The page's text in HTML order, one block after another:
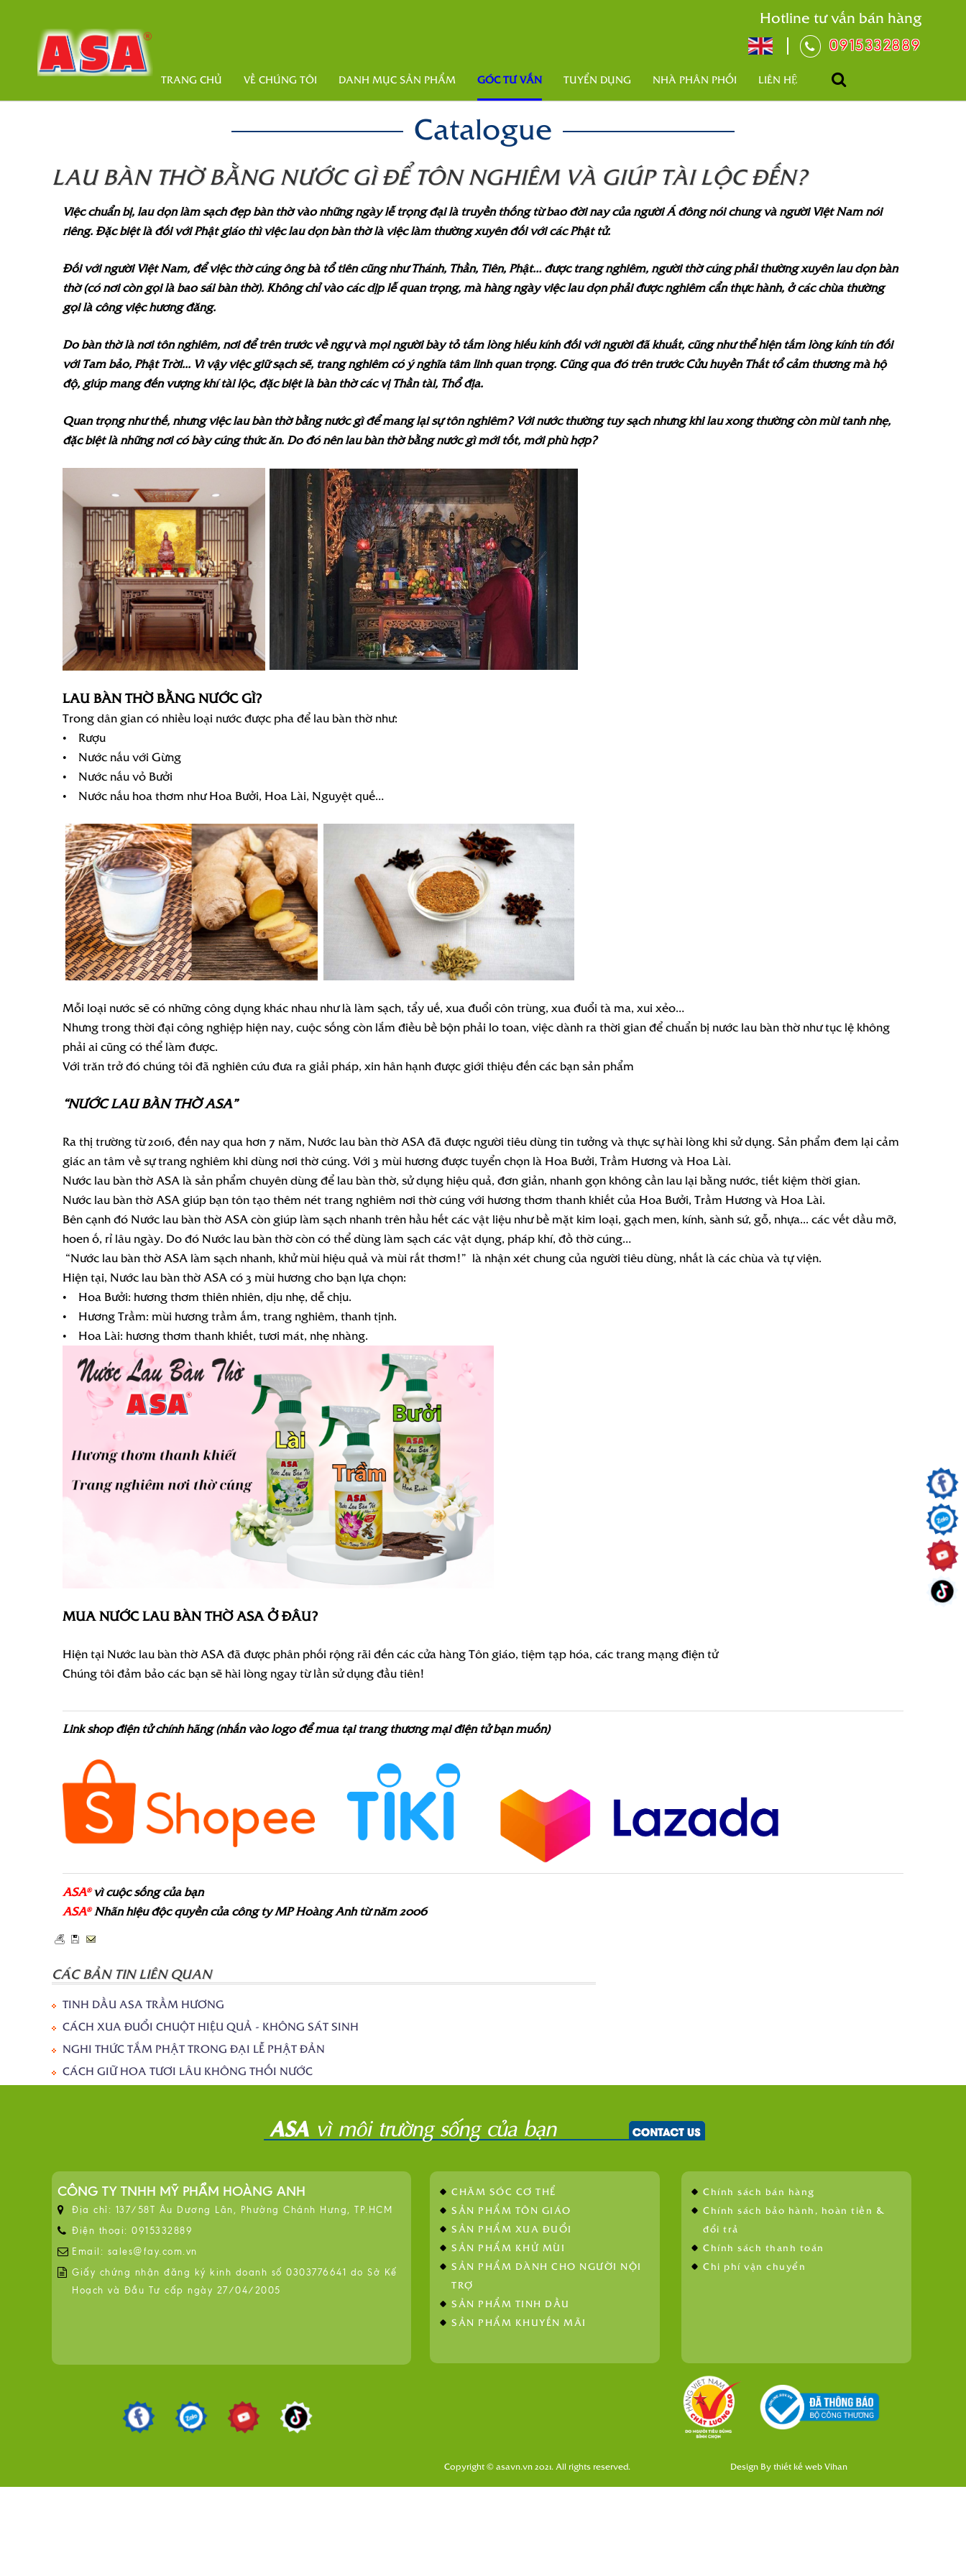
Hotline tư vấn bán hàng
0915332889
TRANG CHỦ VỀ CHÚNG TÔI DANH MỤC SẢN PHẨM GÓC TƯ VẤN TUYỂN DỤNG NHÀ PHÂN PHỐI LIÊN HỆ
Catalogue
LAU BÀN THỜ BẰNG NƯỚC GÌ ĐỂ TÔN NGHIÊM VÀ GIÚP TÀI LỘC ĐẾN?
Việc chuẩn bị, lau dọn làm sạch đẹp bàn thờ vào những ngày lễ trọng đại là truyền thống từ bao đời nay của người Á đông nói chung và người Việt Nam nói
riêng. Đặc biệt là đối với Phật giáo thì việc lau dọn bàn thờ là việc làm thường xuyên đối với các Phật tử.
Đối với người Việt Nam, để việc thờ cúng ông bà tổ tiên cũng như Thánh, Thần, Tiên, Phật… được trang nghiêm, người thờ cúng phải thường xuyên lau dọn bàn
thờ (có nơi còn gọi là bao sái bàn thờ). Không chỉ vào các dịp lễ quan trọng, mà hàng ngày việc lau dọn phải được nghiêm cẩn thực hành, ở các chùa thường
gọi là công việc hương đăng.
Do bàn thờ là nơi tôn nghiêm, nơi để trên trước về ngự và mọi người bày tỏ tấm lòng hiếu kính đối với người đã khuất, cũng như thể hiện tấm lòng kính tín đối
với Tam bảo, Phật Trời... Vì vậy việc giữ sạch sẽ, trang nghiêm có ý nghĩa tâm linh quan trọng. Cũng qua đó trên trước Cửu huyền Thất tổ cảm thương mà hộ
độ, giúp mang đến vượng khí tài lộc, đặc biệt là bàn thờ các vị Thần tài, Thổ địa.
Quan trọng như thế, nhưng việc lau bàn thờ bằng nước gì để mang lại sự tôn nghiêm? Với nước thường tuy sạch nhưng khi lau xong thường còn mùi tanh nhẹ,
đặc biệt là những nơi có bày cúng thức ăn. Do đó nên lau bàn thờ bằng nước gì mới tốt, mới phù hợp?
LAU BÀN THỜ BẰNG NƯỚC GÌ?
Trong dân gian có nhiều loại nước được pha để lau bàn thờ như:
• Rượu
• Nước nấu với Gừng
• Nước nấu vỏ Bưởi
• Nước nấu hoa thơm như Hoa Bưởi, Hoa Lài, Nguyệt quế…
Mỗi loại nước sẽ có những công dụng khác nhau như là làm sạch, tẩy uế, xua đuổi côn trùng, xua đuổi tà ma, xui xẻo…
Nhưng trong thời đại công nghiệp hiện nay, cuộc sống còn lắm điều bề bộn phải lo toan, việc dành ra thời gian để chuẩn bị nước lau bàn thờ như tục lệ không
phải ai cũng có thể làm được.
Với trăn trở đó chúng tôi đã nghiên cứu đưa ra giải pháp, xin hân hạnh được giới thiệu đến các bạn sản phẩm
“NƯỚC LAU BÀN THỜ ASA”
Ra thị trường từ 2016, đến nay qua hơn 7 năm, Nước lau bàn thờ ASA đã được người tiêu dùng tin tưởng và thực sự hài lòng khi sử dụng. Sản phẩm đem lại cảm
giác an tâm về sự trang nghiêm khi dùng nơi thờ cúng. Với 3 mùi hương được tuyển chọn là Hoa Bưởi, Trầm Hương và Hoa Lài.
Nước lau bàn thờ ASA là sản phẩm chuyên dùng để lau bàn thờ, sử dụng hiệu quả, đơn giản, nhanh gọn không cần lau lại bằng nước, tiết kiệm thời gian.
Nước lau bàn thờ ASA giúp bạn tôn tạo thêm nét trang nghiêm nơi thờ cúng với hương thơm thanh khiết của Hoa Bưởi, Trầm Hương và Hoa Lài.
Bên cạnh đó Nước lau bàn thờ ASA còn giúp làm sạch nhanh trên hầu hết các vật liệu như bề mặt kim loại, gạch men, kính, sành sứ, gỗ, nhựa... các vết dầu mỡ,
hoen ố, rỉ lâu ngày. Do đó Nước lau bàn thờ còn có thể dùng làm sạch các vật dụng, pháp khí, đồ thờ cúng…
“Nước lau bàn thờ ASA làm sạch nhanh, khử mùi hiệu quả và mùi rất thơm!” là nhận xét chung của người tiêu dùng, nhất là các chùa và tự viện.
Hiện tại, Nước lau bàn thờ ASA có 3 mùi hương cho bạn lựa chọn:
• Hoa Bưởi: hương thơm thiên nhiên, dịu nhẹ, dễ chịu.
• Hương Trầm: mùi hương trầm ấm, trang nghiêm, thanh tịnh.
• Hoa Lài: hương thơm thanh khiết, tươi mát, nhẹ nhàng.
MUA NƯỚC LAU BÀN THỜ ASA Ở ĐÂU?
Hiện tại Nước lau bàn thờ ASA đã được phân phối rộng rãi đến các cửa hàng Tôn giáo, tiệm tạp hóa, các trang mạng điện tử
Chúng tôi đảm bảo các bạn sẽ hài lòng ngay từ lần sử dụng đầu tiên!
Link shop điện tử chính hãng (nhấn vào logo để mua tại trang thương mại điện tử bạn muốn)
ASA® vì cuộc sống của bạn
ASA®Nhãn hiệu độc quyền của công ty MP Hoàng Anh từ năm 2006
CÁC BẢN TIN LIÊN QUAN
TINH DẦU ASA TRẦM HƯƠNG
CÁCH XUA ĐUỔI CHUỘT HIỆU QUẢ - KHÔNG SÁT SINH
NGHI THỨC TẮM PHẬT TRONG ĐẠI LỄ PHẬT ĐẢN
CÁCH GIỮ HOA TƯƠI LÂU KHÔNG THỐI NƯỚC
CÔNG TY TNHH MỸ PHẨM HOÀNG ANH
Địa chỉ: 137/58T Âu Dương Lân, Phường Chánh Hưng, TP.HCM
Điện thoại: 0915332889
Email: sales@fay.com.vn
Giấy chứng nhận đăng ký kinh doanh số 0303776641 do Sở Kế
Hoạch và Đầu Tư cấp ngày 27/04/2005
CHĂM SÓC CƠ THỂ
SẢN PHẨM TÔN GIÁO
SẢN PHẨM XUA ĐUỔI
SẢN PHẨM KHỬ MÙI
SẢN PHẨM DÀNH CHO NGƯỜI NỘI
TRỢ
SẢN PHẨM TINH DẦU
SẢN PHẨM KHUYẾN MÃI
Chính sách bán hàng
Chính sách bảo hành, hoàn tiền &
đổi trả
Chính sách thanh toán
Chi phí vận chuyển
Copyright © asavn.vn 2021. All rights reserved. Design Bythiết kế webVihan